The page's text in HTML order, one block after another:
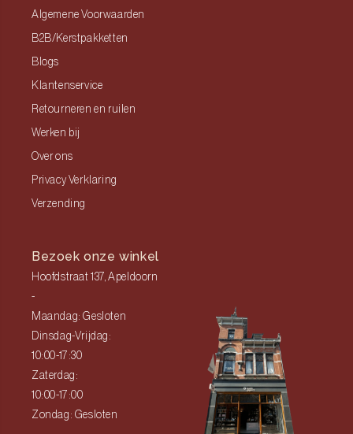
Algemene Voorwaarden
B2B/Kerstpakketten
Blogs
Klantenservice
Retourneren en ruilen
Werken bij
Over ons
Privacy Verklaring
Verzending
Bezoek onze winkel
Hoofdstraat 137, Apeldoorn
-
Maandag: Gesloten
Dinsdag-Vrijdag:
10:00-17:30
Zaterdag:
10:00-17:00
Zondag: Gesloten